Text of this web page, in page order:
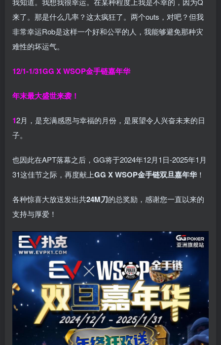
来了。那是什么几率？这太疯狂了。两个outs，对吧？但我
非常幸运Rob是这样一个好和公平的人，我能够避免那种灾
难性的坏运气。
12/1-1/31GG X WSOP金手链嘉年华
年末最大盛世来袭！
12月，是充满感恩与幸福的月份，是展望令人兴奋未来的日
子。
也因此在APT落幕之后，GG将于2024年12月1日-2025年1月
31这佳节之际，再度献上GG X WSOP金手链双旦嘉年华！
各种惊喜大放送发出共24M刀的总奖励，感谢您一直以来的
支持与厚爱！